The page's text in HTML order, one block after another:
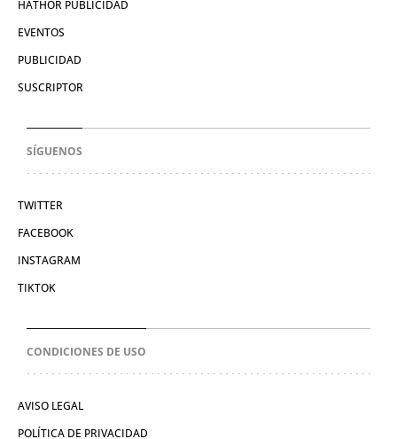
HATHOR PUBLICIDAD
EVENTOS
PUBLICIDAD
SUSCRIPTOR
SÍGUENOS
TWITTER
FACEBOOK
INSTAGRAM
TIKTOK
CONDICIONES DE USO
AVISO LEGAL
POLÍTICA DE PRIVACIDAD